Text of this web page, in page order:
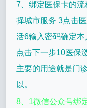
7、绑定医保卡的
择城市服务 3点击
活6输入密码确定
点击下一步10医保
主要的用途就是门
以。
8、1微信公众号绑